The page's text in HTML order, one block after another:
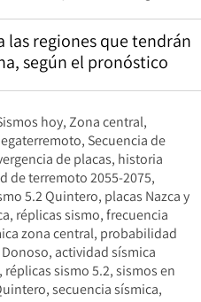
las regiones que tendrán
según el pronóstico
hoy Zona central
Secuencia de
de placas historia
de terremoto 2055-2075
5.2 Quintero placas Nazca y
réplicas sismo frecuencia
zona central probabilidad
actividad sísmica
réplicas sismo 5.2 sismos en
secuencia sísmica